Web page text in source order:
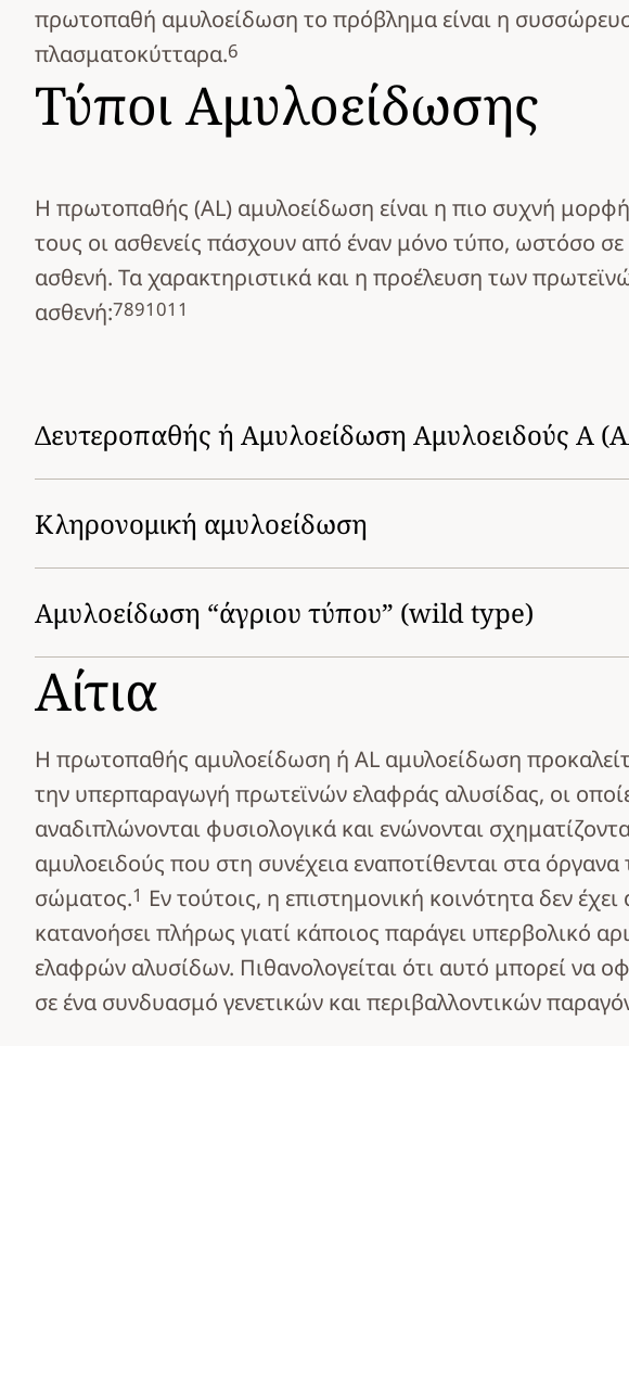
πρωτοπαθή αμυλοείδωση το πρόβλημα είναι η
πλασματοκύτταρα.6
Τύποι Αμυλοείδωσης
Η πρωτοπαθής (AL) αμυλοείδωση είναι η πιο συχνή
τους οι ασθενείς πάσχουν από έναν μόνο τύπο, ωστόσο σε
ασθενή. Τα χαρακτηριστικά και η προέλευση των
ασθενή:7891011
Δευτεροπαθής ή Αμυλοείδωση Αμυλοειδούς Α
Κληρονομική αμυλοείδωση
Aμυλοείδωση “άγριου τύπου” (wild type)
Αίτια
Η πρωτοπαθής αμυλοείδωση ή AL αμυλοείδωση
την υπερπαραγωγή πρωτεϊνών ελαφράς αλυσίδας, οι
αναδιπλώνονται φυσιολογικά και ενώνονται
αμυλοειδούς που στη συνέχεια εναποτίθενται στα όργανα
σώματος.1 Εν τούτοις, η επιστημονική κοινότητα δεν
κατανοήσει πλήρως γιατί κάποιος παράγει υπερβολικό
ελαφρών αλυσίδων. Πιθανολογείται ότι αυτό μπορεί να
σε ένα συνδυασμό γενετικών και περιβαλλοντικών